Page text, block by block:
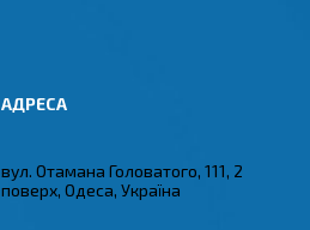
вул. Отамана Головатого, 111, 2
поверх, Одеса, Україна